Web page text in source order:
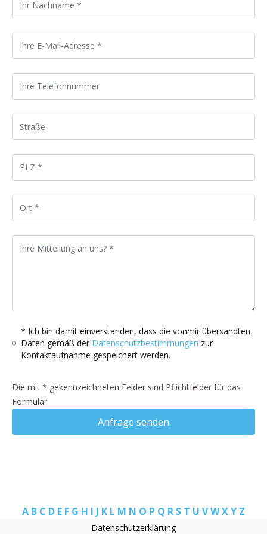
* Ich bin damit einverstanden, dass die vonmir übersandten
Daten gemäß der Datenschutzbestimmungen zur
Kontaktaufnahme gespeichert werden.
Die mit * gekennzeichneten Felder sind Pflichtfelder für das
Formular
Anfrage senden
A B C D E F G H I J K L M N O P Q R S T U VWXY Z
Datenschutzerklärung